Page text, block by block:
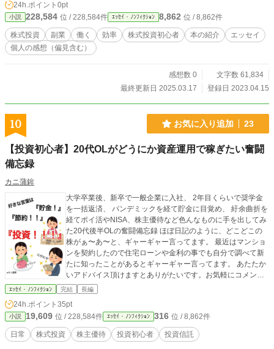
24h.ポイント 0pt
小説 228,584 位 / 228,584件 ｴｯｾｲ・ﾉﾝﾌｨｸｼｮﾝ 8,862 位 / 8,862件
株式投資 副業 働く 効率 株式投資初心者 本の紹介
エッセイ
個人の感想（偏見含む）
感想数 0
文字数 61,834
最終更新日 2025.03.17
登録日 2023.04.15
10 お気に入り追加 23
【投資初心者】20代OLがどうにか資産運用で稼ぎたい奮闘
備忘録
カニ蒲鉾
大学卒業後、新卒で一般企業に入社、 2年目くらいで奨学金
を一括返済、 パンデミックを経て貯金に目覚め、 紆余曲折を
経てポイ活やNISA、株主優待など色んなものに手を出してみ
た20代後半OLの奮闘備忘録 ほぼ日記のように、どこどこの
株がぁ〜あ〜と、ギャーギャー言ってます。 最近はマンショ
ンを契約したので住宅ローンや金利の事でも自分で調べて新
たに知ったことがあるとギャーギャー言ってます。 あたたか
いアドバイス頂けますとありがたいです。お気軽にコメント
ください。 株ガチ勢では無い知識の少ない初心者なのでなに
ｴｯｾｲ・ﾉﾝﾌｨｸｼｮﾝ 完結 長編
24h.ポイント 35pt
小説 19,609 位 / 228,584件 ｴｯｾｲ・ﾉﾝﾌｨｸｼｮﾝ 316 位 / 8,862件
日常 株式投資 株主優待 投資初心者 投資信託